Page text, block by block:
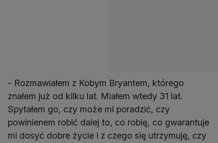
- Rozmawiałem z Kobym Bryantem, którego
znałem już od kilku lat. Miałem wtedy 31 lat.
Spytałem go, czy może mi poradzić, czy
powinienem robić dalej to, co robię, co gwarantuje
mi dosyć dobre życie i z czego się utrzymuję, czy